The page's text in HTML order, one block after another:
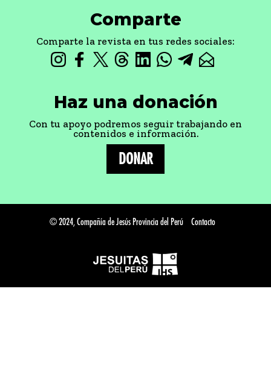
Comparte
Comparte la revista en tus redes sociales:
Haz una donación
Con tu apoyo podremos seguir trabajando en
contenidos e información.
DONAR
© 2024, Compañía de Jesús Provincia del Perú Contacto